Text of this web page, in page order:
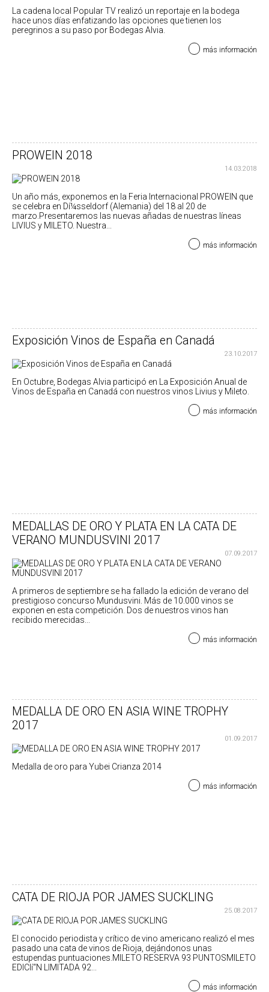
La cadena local Popular TV realizó un reportaje en la bodega
hace unos dí­as enfatizando las opciones que tienen los
peregrinos a su paso por Bodegas Alvia.
más información
PROWEIN 2018
14.03.2018
Un año más, exponemos en la Feria Internacional PROWEIN que
se celebra en Dí¼sseldorf (Alemania) del 18 al 20 de
marzo.Presentaremos las nuevas añadas de nuestras lí­neas
LIVIUS y MILETO. Nuestra...
más información
Exposición Vinos de España en Canadá
23.10.2017
En Octubre, Bodegas Alvia participó en La Exposición Anual de
Vinos de España en Canadá con nuestros vinos Livius y Mileto.
más información
MEDALLAS DE ORO Y PLATA EN LA CATA DE
VERANO MUNDUSVINI 2017
07.09.2017
A primeros de septiembre se ha fallado la edición de verano del
prestigioso concurso Mundusvini. Más de 10.000 vinos se
exponen en esta competición. Dos de nuestros vinos han
recibido merecidas...
más información
MEDALLA DE ORO EN ASIA WINE TROPHY
2017
01.09.2017
Medalla de oro para Yubei Crianza 2014
más información
CATA DE RIOJA POR JAMES SUCKLING
25.08.2017
El conocido periodista y crí­tico de vino americano realizó el mes
pasado una cata de vinos de Rioja, dejándonos unas
estupendas puntuaciones.MILETO RESERVA 93 PUNTOSMILETO
EDICIí“N LIMITADA 92...
más información